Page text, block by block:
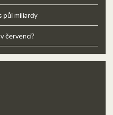
půl miliardy
červenci?